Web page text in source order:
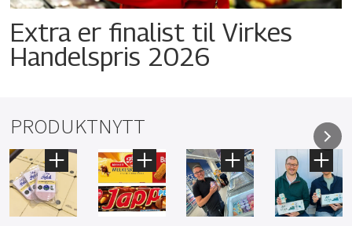
Extra er finalist til Virkes
Handelspris 2026
PRODUKTNYTT